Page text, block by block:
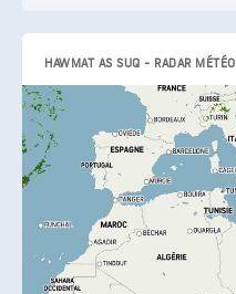
HAWMAT AS SUQ - RADAR MÉTÉO